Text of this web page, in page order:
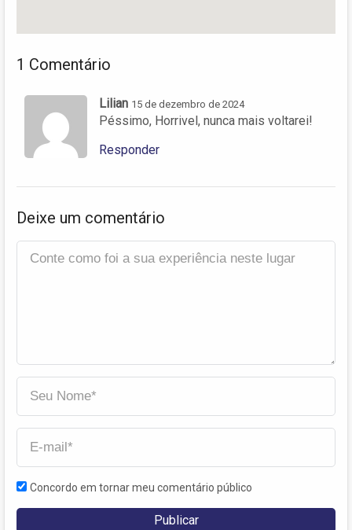
1 Comentário
Lilian 15 de dezembro de 2024
Péssimo, Horrivel, nunca mais voltarei!
Responder
Deixe um comentário
Concordo em tornar meu comentário público